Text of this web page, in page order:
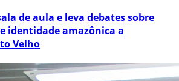
de aula e leva debates sobre
identidade amazônica a
Velho